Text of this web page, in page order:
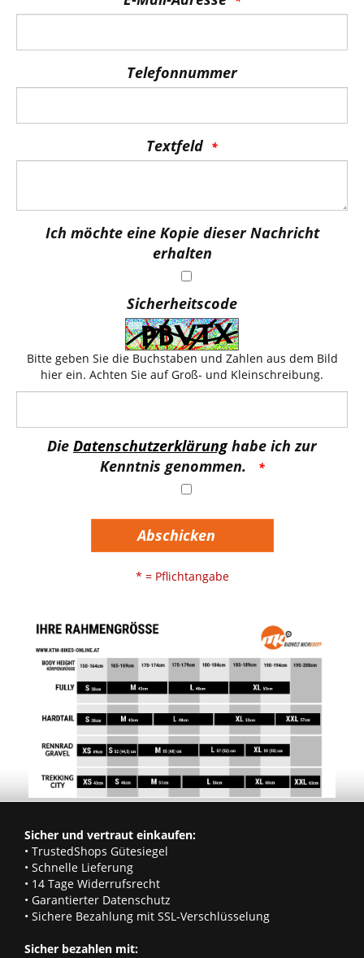
Telefonnummer
Textfeld
Ich möchte eine Kopie dieser Nachricht
erhalten
Sicherheitscode
Bitte geben Sie die Buchstaben und Zahlen aus dem Bild
hier ein. Achten Sie auf Groß- und Kleinschreibung.
Die Datenschutzerklärunghabe ich zur
Kenntnis genommen.
Abschicken
* = Pflichtangabe
Sicher und vertraut einkaufen:
• TrustedShops Gütesiegel
• Schnelle Lieferung
• 14 Tage Widerrufsrecht
• Garantierter Datenschutz
• Sichere Bezahlung mit SSL-Verschlüsselung
Sicher bezahlen mit: